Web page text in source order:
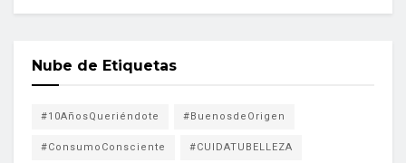
Nube de Etiquetas
#10AñosQueriéndote #BuenosdeOrigen
#ConsumoConsciente #CUIDATUBELLEZA